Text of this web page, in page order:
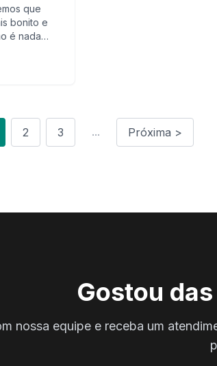
que
bonito e
é nada
2 3 ... Próxima >
Gostou
nossa equipe e receba um